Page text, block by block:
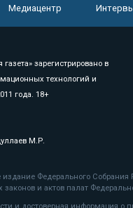
Медиацентр
зарегистрировано в
технологий и
года. 18+
М.Р.
Федерального
и актов палат
и достоверная информация